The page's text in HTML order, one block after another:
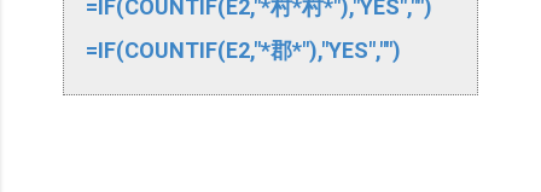
=IF(COUNTIF(E2,"*村*村*"),"YES","")
=IF(COUNTIF(E2,"*郡*"),"YES","")